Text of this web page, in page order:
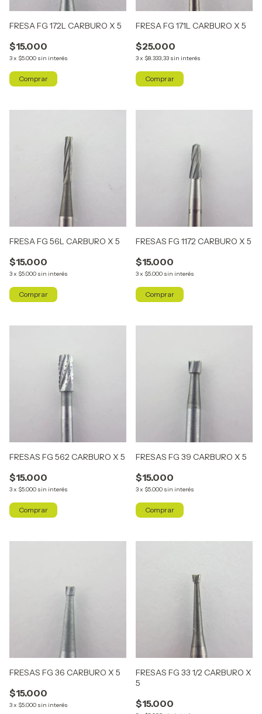
FRESA FG 172L CARBURO X 5
$15.000
3x $5.000 sin interés
FRESA FG 171L CARBURO X 5
$25.000
3x $8.333,33 sin interés
FRESA FG 56L CARBURO X 5
$15.000
3x $5.000 sin interés
FRESAS FG 1172 CARBURO X 5
$15.000
3x $5.000 sin interés
FRESAS FG 562 CARBURO X 5
$15.000
3x $5.000 sin interés
FRESAS FG 39 CARBURO X 5
$15.000
3x $5.000 sin interés
FRESAS FG 36 CARBURO X 5
$15.000
3x $5.000 sin interés
FRESAS FG 33 1/2 CARBURO X
5
$15.000